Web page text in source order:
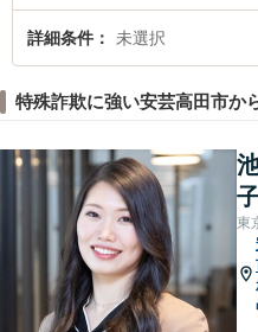
約したい』などでお困りの相談者さ
詳細条件 未選択
特殊詐欺に強い安芸高田市か
東